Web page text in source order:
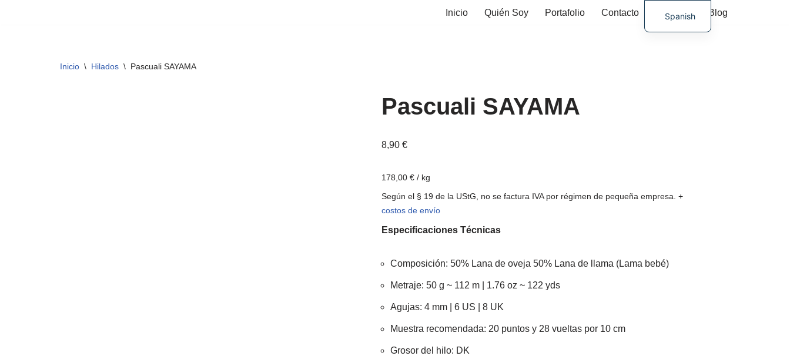
Inicio Quién Soy Portafolio Contacto Tienda Blog
Inicio \ Hilados \ Pascuali SAYAMA
Pascuali SAYAMA
8,90€
178,00€ / kg
Según el § 19 de la UStG, no se factura IVA por régimen de pequeña empresa. +
costos de envío
Especificaciones Técnicas
Composición: 50% Lana de oveja 50% Lana de llama (Lama bebé)
Metraje: 50 g ~ 112 m | 1.76 oz ~ 122 yds
Agujas: 4 mm | 6 US | 8 UK
Muestra recomendada: 20 puntos y 28 vueltas por 10 cm
Grosor del hilo: DK
Spanish
German